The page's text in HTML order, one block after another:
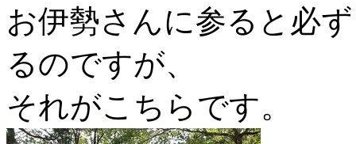
お伊勢さんに参ると必
るのですが、
それがこちらです。